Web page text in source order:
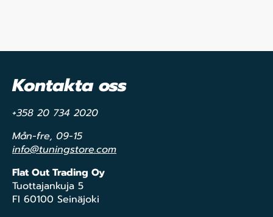
Kontakta oss
+358 20 734 2020
Mån-fre, 09-15
info@tuningstore.com
Flat Out Trading Oy
Tuottajankuja 5
FI 60100 Seinäjoki